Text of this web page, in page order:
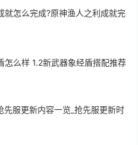
就怎么完成?原神渔人之利成就完
怎么样 1.2新武器象经盾搭配推荐
先服更新内容一览_抢先服更新时